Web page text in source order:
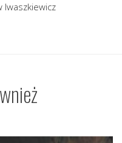
Iwaszkiewicz